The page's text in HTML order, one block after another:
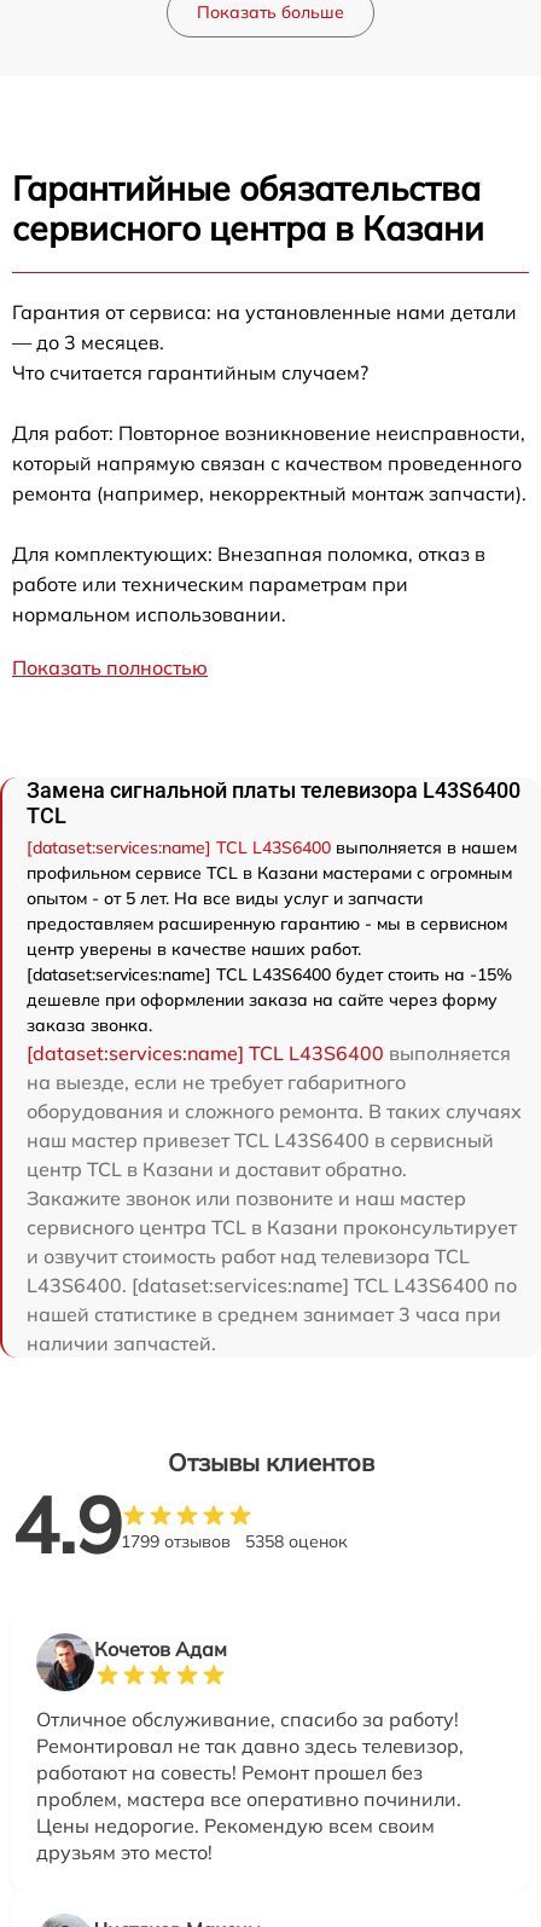
Показать больше
Гарантийные обязательства
сервисного центра в Казани
Гарантия от сервиса: на установленные нами детали
— до 3 месяцев.
Что считается гарантийным случаем?
Для работ: Повторное возникновение неисправности,
который напрямую связан с качеством проведенного
ремонта (например, некорректный монтаж запчасти).
Для комплектующих: Внезапная поломка, отказ в
работе или техническим параметрам при
нормальном использовании.
Показать полностью
Замена сигнальной платы телевизора L43S6400
TCL
[dataset:services:name] TCL L43S6400 выполняется в нашем
профильном сервисе TCL в Казани мастерами с огромным
опытом - от 5 лет. На все виды услуг и запчасти
предоставляем расширенную гарантию - мы в сервисном
центр уверены в качестве наших работ.
[dataset:services:name] TCL L43S6400 будет стоить на -15%
дешевле при оформлении заказа на сайте через форму
заказа звонка.
[dataset:services:name] TCL L43S6400 выполняется
на выезде, если не требует габаритного
оборудования и сложного ремонта. В таких случаях
наш мастер привезет TCL L43S6400 в сервисный
центр TCL в Казани и доставит обратно.
Закажите звонок или позвоните и наш мастер
сервисного центра TCL в Казани проконсультирует
и озвучит стоимость работ над телевизора TCL
L43S6400. [dataset:services:name] TCL L43S6400 по
нашей статистике в среднем занимает 3 часа при
наличии запчастей.
Отзывы клиентов
4.91799 отзывов 5358 оценок
Кочетов Адам
Отличное обслуживание, спасибо за работу!
Ремонтировал не так давно здесь телевизор,
работают на совесть! Ремонт прошел без
проблем, мастера все оперативно починили.
Цены недорогие. Рекомендую всем своим
друзьям это место!